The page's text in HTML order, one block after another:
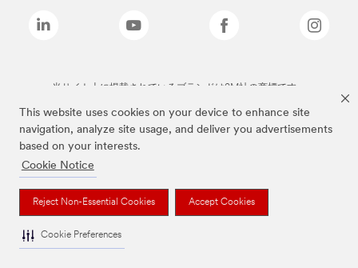
This website uses cookies on your device to enhance site
navigation, analyze site usage, and deliver you advertisements
based on your interests.
Cookie Notice
Reject Non-Essential Cookies Accept Cookies
Cookie Preferences
当サイト上に掲載されているブランドは3M社の商標です。